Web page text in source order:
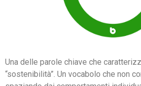
Una delle parole chiave che
“sostenibilità”. Un vocabolo che non